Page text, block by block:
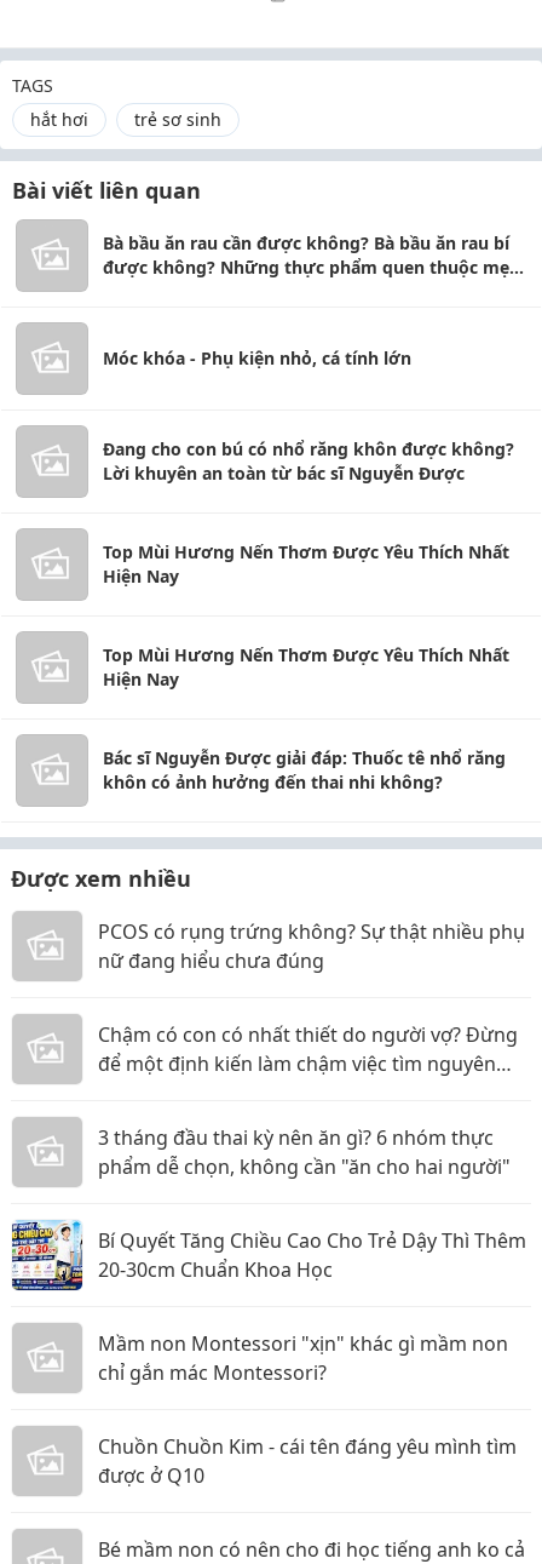
TAGS
hắt hơi
trẻ sơ sinh
Bài viết liên quan
Bà bầu ăn rau cần được không? Bà bầu ăn rau bí
được không? Những thực phẩm quen thuộc mẹ
Móc khóa - Phụ kiện nhỏ, cá tính lớn
Đang cho con bú có nhổ răng khôn được không?
Lời khuyên an toàn từ bác sĩ Nguyễn Được
Top Mùi Hương Nến Thơm Được Yêu Thích Nhất
Hiện Nay
Top Mùi Hương Nến Thơm Được Yêu Thích Nhất
Hiện Nay
Bác sĩ Nguyễn Được giải đáp: Thuốc tê nhổ răng
khôn có ảnh hưởng đến thai nhi không?
Được xem nhiều
PCOS có rụng trứng không? Sự thật nhiều phụ
nữ đang hiểu chưa đúng
Chậm có con có nhất thiết do người vợ? Đừng
để một định kiến làm chậm việc tìm nguyên
3 tháng đầu thai kỳ nên ăn gì? 6 nhóm thực
phẩm dễ chọn, không cần "ăn cho hai người"
Bí Quyết Tăng Chiều Cao Cho Trẻ Dậy Thì Thêm
20-30cm Chuẩn Khoa Học
Mầm non Montessori "xịn" khác gì mầm non
chỉ gắn mác Montessori?
Chuồn Chuồn Kim - cái tên đáng yêu mình tìm
được ở Q10
Bé mầm non có nên cho đi học tiếng anh ko cả